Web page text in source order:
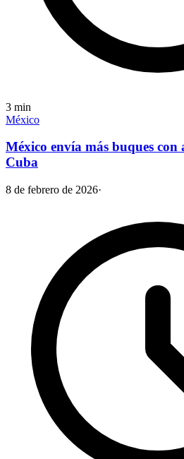
3 min
México
México envía más buques
Cuba
8 de febrero de 2026·